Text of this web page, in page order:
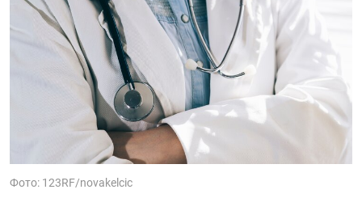
Фото: 123RF/novakelcic